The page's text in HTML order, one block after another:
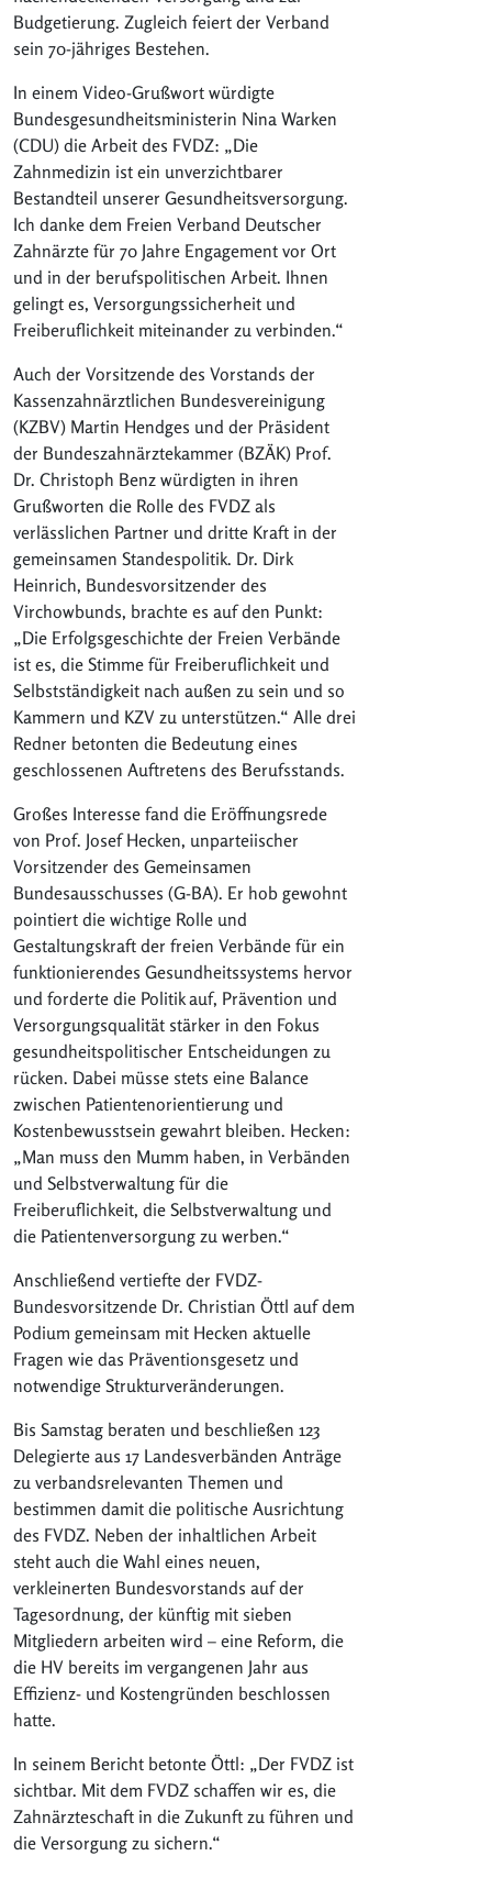
Budgetierung. Zugleich feiert der Verband
sein 70-jähriges Bestehen.
In einem Video-Grußwort würdigte
Bundesgesundheitsministerin Nina Warken
(CDU) die Arbeit des FVDZ: „Die
Zahnmedizin ist ein unverzichtbarer
Bestandteil unserer Gesundheitsversorgung.
Ich danke dem Freien Verband Deutscher
Zahnärzte für 70 Jahre Engagement vor Ort
und in der berufspolitischen Arbeit. Ihnen
gelingt es, Versorgungssicherheit und
Freiberuflichkeit miteinander zu verbinden.“
Auch der Vorsitzende des Vorstands der
Kassenzahnärztlichen Bundesvereinigung
(KZBV) Martin Hendges und der Präsident
der Bundeszahnärztekammer (BZÄK) Prof.
Dr. Christoph Benz würdigten in ihren
Grußworten die Rolle des FVDZ als
verlässlichen Partner und dritte Kraft in der
gemeinsamen Standespolitik. Dr. Dirk
Heinrich, Bundesvorsitzender des
Virchowbunds, brachte es auf den Punkt:
„Die Erfolgsgeschichte der Freien Verbände
ist es, die Stimme für Freiberuflichkeit und
Selbstständigkeit nach außen zu sein und so
Kammern und KZV zu unterstützen.“ Alle drei
Redner betonten die Bedeutung eines
geschlossenen Auftretens des Berufsstands.
Großes Interesse fand die Eröffnungsrede
von Prof. Josef Hecken, unparteiischer
Vorsitzender des Gemeinsamen
Bundesausschusses (G-BA). Er hob gewohnt
pointiert die wichtige Rolle und
Gestaltungskraft der freien Verbände für ein
funktionierendes Gesundheitssystems hervor
und forderte die Politik auf, Prävention und
Versorgungsqualität stärker in den Fokus
gesundheitspolitischer Entscheidungen zu
rücken. Dabei müsse stets eine Balance
zwischen Patientenorientierung und
Kostenbewusstsein gewahrt bleiben. Hecken:
„Man muss den Mumm haben, in Verbänden
und Selbstverwaltung für die
Freiberuflichkeit, die Selbstverwaltung und
die Patientenversorgung zu werben.“
Anschließend vertiefte der FVDZ-
Bundesvorsitzende Dr. Christian Öttl auf dem
Podium gemeinsam mit Hecken aktuelle
Fragen wie das Präventionsgesetz und
notwendige Strukturveränderungen.
Bis Samstag beraten und beschließen 123
Delegierte aus 17 Landesverbänden Anträge
zu verbandsrelevanten Themen und
bestimmen damit die politische Ausrichtung
des FVDZ. Neben der inhaltlichen Arbeit
steht auch die Wahl eines neuen,
verkleinerten Bundesvorstands auf der
Tagesordnung, der künftig mit sieben
Mitgliedern arbeiten wird – eine Reform, die
die HV bereits im vergangenen Jahr aus
Effizienz- und Kostengründen beschlossen
hatte.
In seinem Bericht betonte Öttl: „Der FVDZ ist
sichtbar. Mit dem FVDZ schaffen wir es, die
Zahnärzteschaft in die Zukunft zu führen und
die Versorgung zu sichern.“